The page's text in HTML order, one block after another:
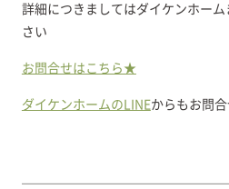
詳細につきましてはダイケンホー
さい
お問合せはこちら★
ダイケンホームのLINEからもお問合